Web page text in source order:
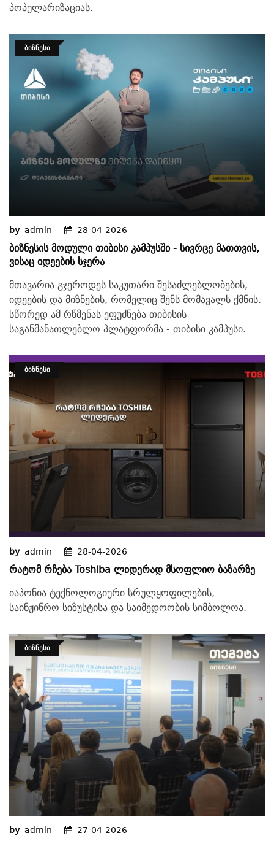
პოპულარიზაციას.
ᲑᲘᲖᲜᲔᲡᲘ
by admin 28-04-2026
Ბიზნესის Მოდული Თიბისი Კამპუსში - Სივრცე Მათთვის,
Ვისაც Იდეების Სჯერა
მთავარია გჯეროდეს საკუთარი შესაძლებლობების,
იდეების და მიზნების, რომელიც შენს მომავალს ქმნის.
სწორედ ამ რწმენას ეფუძნება თიბისის
საგანმანათლებლო პლატფორმა - თიბისი კამპუსი.
ᲑᲘᲖᲜᲔᲡᲘ
by admin 28-04-2026
Რატომ Რჩება Toshiba Ლიდერად Მსოფლიო Ბაზარზე
იაპონია ტექნოლოგიური სრულყოფილების,
საინჟინრო სიზუსტისა და საიმედოობის სიმბოლოა.
ᲑᲘᲖᲜᲔᲡᲘ
by admin 27-04-2026